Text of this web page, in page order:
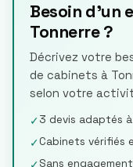
Besoin d'un
Tonnerre ?
Décrivez votre
de cabinets à
selon votre
✓3 devis adaptés
✓Cabinets vérifiés
Sans